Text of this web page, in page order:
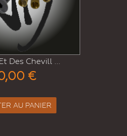
Kit De Joint Plat Adh� ...
7,00 €
AJOUTER AU PANIER